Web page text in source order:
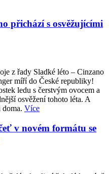
přichází s osvěžujícími
z řady Sladké léto – Cinzano
míří do České republiky!
ledu s čerstvým ovocem a
osvěžení tohoto léta. A
Více
v novém formátu se